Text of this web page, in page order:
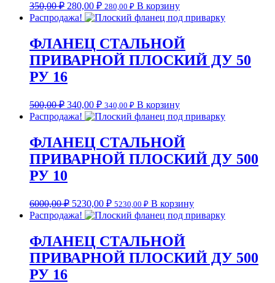
350,00₽ 280,00 ₽ 280,00 ₽ В корзину
Распродажа!
ФЛАНЕЦ СТАЛЬНОЙ
ПРИВАРНОЙ ПЛОСКИЙ ДУ 50
РУ 16
500,00₽ 340,00 ₽ 340,00 ₽ В корзину
Распродажа!
ФЛАНЕЦ СТАЛЬНОЙ
ПРИВАРНОЙ ПЛОСКИЙ ДУ 500
РУ 10
6000,00₽ 5230,00 ₽ 5230,00 ₽ В корзину
Распродажа!
ФЛАНЕЦ СТАЛЬНОЙ
ПРИВАРНОЙ ПЛОСКИЙ ДУ 500
РУ 16